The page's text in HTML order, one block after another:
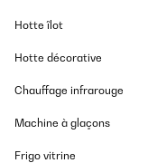
Hotte îlot
Hotte décorative
Chauffage infrarouge
Machine à glaçons
Frigo vitrine